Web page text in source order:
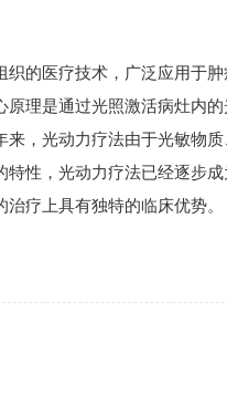
的医疗技术，广泛应用于
理是通过光照激活病灶内
，光动力疗法由于光敏物
性，光动力疗法已经逐步
疗上具有独特的临床优势。